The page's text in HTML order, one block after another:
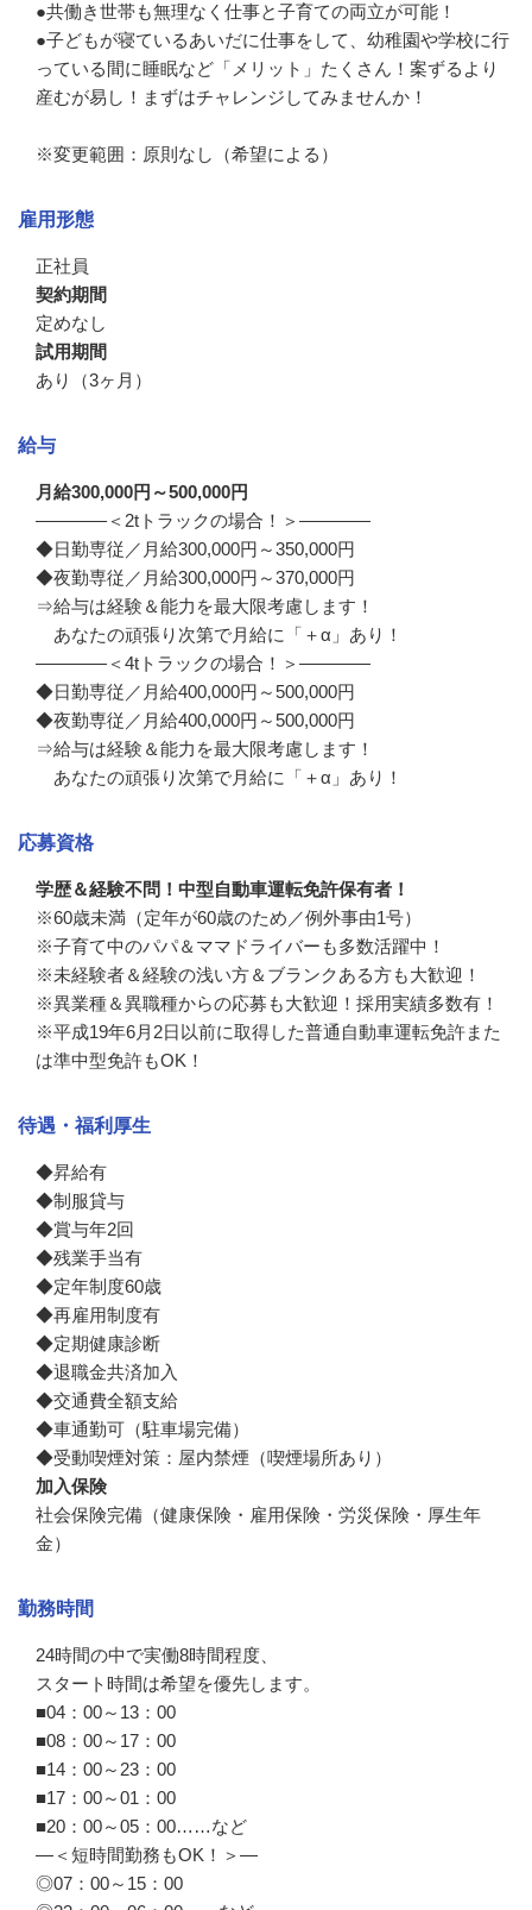
●共働き世帯も無理なく仕事と子育ての両立が可能！
●子どもが寝ているあいだに仕事をして、幼稚園や学校に行
っている間に睡眠など「メリット」たくさん！案ずるより
産むが易し！まずはチャレンジしてみませんか！
※変更範囲：原則なし（希望による）
雇用形態
正社員
契約期間
定めなし
試用期間
あり（3ヶ月）
給与
月給300,000円～500,000円
――――＜2tトラックの場合！＞――――
◆日勤専従／月給300,000円～350,000円
◆夜勤専従／月給300,000円～370,000円
⇒給与は経験＆能力を最大限考慮します！
あなたの頑張り次第で月給に「＋α」あり！
――――＜4tトラックの場合！＞――――
◆日勤専従／月給400,000円～500,000円
◆夜勤専従／月給400,000円～500,000円
⇒給与は経験＆能力を最大限考慮します！
あなたの頑張り次第で月給に「＋α」あり！
応募資格
学歴＆経験不問！中型自動車運転免許保有者！
※60歳未満（定年が60歳のため／例外事由1号）
※子育て中のパパ＆ママドライバーも多数活躍中！
※未経験者＆経験の浅い方＆ブランクある方も大歓迎！
※異業種＆異職種からの応募も大歓迎！採用実績多数有！
※平成19年6月2日以前に取得した普通自動車運転免許また
は準中型免許もOK！
待遇・福利厚生
◆昇給有
◆制服貸与
◆賞与年2回
◆残業手当有
◆定年制度60歳
◆再雇用制度有
◆定期健康診断
◆退職金共済加入
◆交通費全額支給
◆車通勤可（駐車場完備）
◆受動喫煙対策：屋内禁煙（喫煙場所あり）
加入保険
社会保険完備（健康保険・雇用保険・労災保険・厚生年
金）
勤務時間
24時間の中で実働8時間程度、
スタート時間は希望を優先します。
■04：00～13：00
■08：00～17：00
■14：00～23：00
■17：00～01：00
■20：00～05：00……など
―＜短時間勤務もOK！＞―
◎07：00～15：00